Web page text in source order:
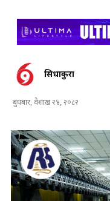
सिधाकुरा
बुधबार, वैशाख २४, २०८२